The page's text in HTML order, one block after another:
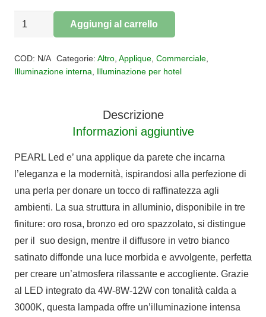
Applique
Plafoniera
LED
Aggiungi al carrello
COD: N/A Categorie: Altro, Applique, Commerciale,
Illuminazione interna, Illuminazione per hotel
Descrizione
Informazioni aggiuntive
PEARL Led e’ una applique da parete che incarna
l’eleganza e la modernità, ispirandosi alla perfezione di
una perla per donare un tocco di raffinatezza agli
ambienti. La sua struttura in alluminio, disponibile in tre
finiture: oro rosa, bronzo ed oro spazzolato, si distingue
per il suo design, mentre il diffusore in vetro bianco
satinato diffonde una luce morbida e avvolgente, perfetta
per creare un’atmosfera rilassante e accogliente. Grazie
al LED integrato da 4W-8W-12W con tonalità calda a
3000K, questa lampada offre un’illuminazione intensa